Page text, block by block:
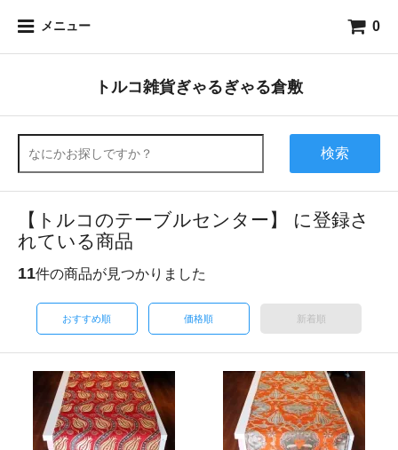
メニュー 0
トルコ雑貨ぎゃるぎゃる倉敷
検索
【トルコのテーブルセンター】 に登録さ
れている商品
11件の商品が見つかりました
おすすめ順 価格順 新着順